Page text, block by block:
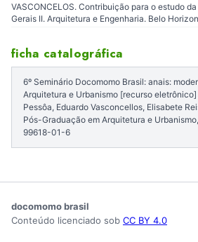
VASCONCELOS. Contribuição para o estudo
Gerais II. Arquitetura e Engenharia. Belo
ficha catalográfica
6º Seminário Docomomo Brasil: anais:
Arquitetura e Urbanismo [recurso
Pessôa, Eduardo Vasconcellos, Elisabete
Pós-Graduação em Arquitetura e
99618-01-6
docomomo brasil
Conteúdo licenciado sob CC BY 4.0